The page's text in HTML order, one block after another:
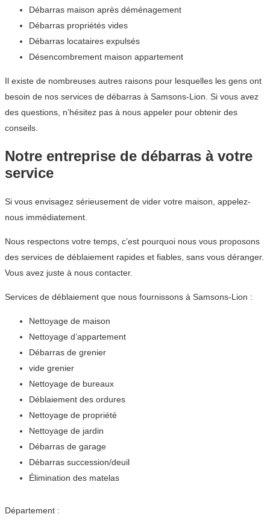
Débarras maison après déménagement
Débarras propriétés vides
Débarras locataires expulsés
Désencombrement maison appartement
Il existe de nombreuses autres raisons pour lesquelles les gens ont
besoin de nos services de débarras à Samsons-Lion. Si vous avez
des questions, n’hésitez pas à nous appeler pour obtenir des
conseils.
Notre entreprise de débarras à votre
service
Si vous envisagez sérieusement de vider votre maison, appelez-
nous immédiatement.
Nous respectons votre temps, c’est pourquoi nous vous proposons
des services de déblaiement rapides et fiables, sans vous déranger.
Vous avez juste à nous contacter.
Services de déblaiement que nous fournissons à Samsons-Lion :
Nettoyage de maison
Nettoyage d’appartement
Débarras de grenier
vide grenier
Nettoyage de bureaux
Déblaiement des ordures
Nettoyage de propriété
Nettoyage de jardin
Débarras de garage
Débarras succession/deuil
Élimination des matelas
Département :